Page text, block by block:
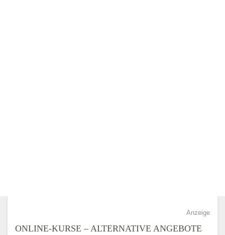
Anzeige
ONLINE-KURSE – ALTERNATIVE ANGEBOTE